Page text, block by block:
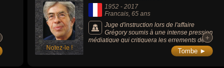
Notez-le !
1952 -2017
Francais, 65 ans
Juge d'instruction lors de l'affaire
Grégory soumis à une intense pression
médiatique qui critiquera les errements de
son instruction, après deux inculpations et
incarcérations infructueuses, celle de
+
+
Tombe ►